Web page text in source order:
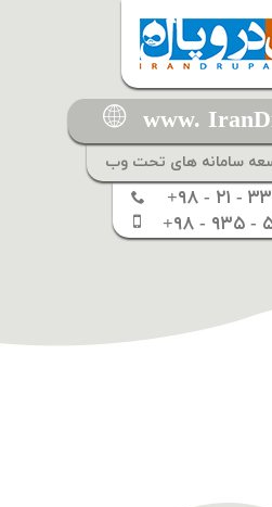
www.
سامانه های تحت وب
۳۹ ۴۶ ۳۳
- ۵۳۵ ۳۹ ۳۹